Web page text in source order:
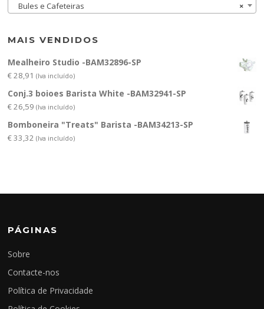
×
Bules e Cafeteiras
MAIS VENDIDOS
Mealheiro Studio -BAM32896-SP
€28,91 (Iva incluído)
Conj.3 boioes Barista White -BAM32941-SP
€26,59 (Iva incluído)
Bomboneira "Treats" Barista -BAM34213-SP
€33,32 (Iva incluído)
PÁGINAS
Sobre
Contacte-nos
Política de Privacidade